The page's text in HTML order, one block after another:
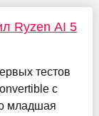
Ryzen AI 5
тестов
с
младшая